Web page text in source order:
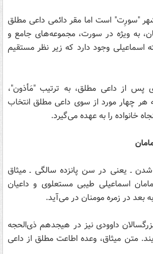
"سورِت" است اما مقر دائمی داعی مطلق
به ویژه در سورت، مجموعه‌های جامع و
وجود دارد که زیر نظر مستقیم
پس از داعی مطلق، به ترتیب "مَأذون"،
هر چهار مورد از سوی داعی مطلق انتخاب
ـ یعنی در سن پانزده سالگی ـ میثاق
به 21 تن از امامان اسماعیلی طیبی مستعلوی و داعیان
بعد در زمره مومنان در می‌آید.
داوودی نیز در هیجدهم ذی‌الحجه
متن میثاق، وعده اطاعت مطلق از داعی